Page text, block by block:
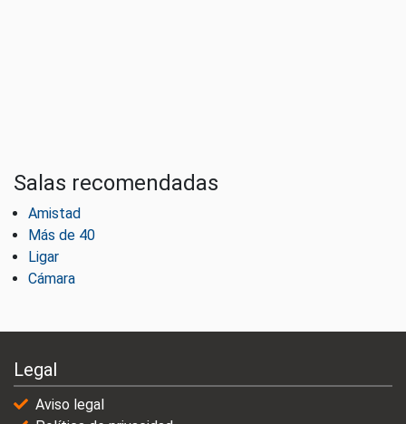
Salas recomendadas
Amistad
Más de 40
Ligar
Cámara
Legal
Aviso legal